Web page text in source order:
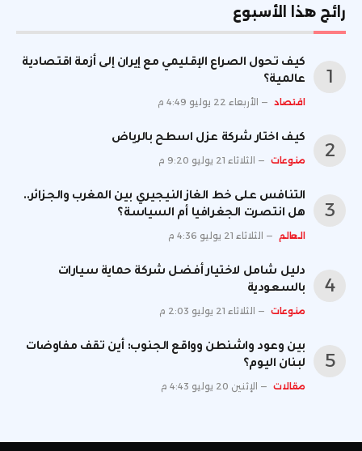
رائج هذا الأسبوع
كيف تحول الصراع الإقليمي مع إيران إلى أزمة اقتصادية
عالمية؟
اقتصاد الأربعاء 22 يوليو 4:49 م
كيف اختار شركة عزل اسطح بالرياض
منوعات الثلاثاء 21 يوليو 9:20 م
التنافس على خط الغاز النيجيري بين المغرب والجزائر..
هل انتصرت الجغرافيا أم السياسة؟
العالم الثلاثاء 21 يوليو 4:36 م
دليل شامل لاختيار أفضل شركة حماية سيارات
بالسعودية
منوعات الثلاثاء 21 يوليو 2:03 م
بين وعود واشنطن وواقع الجنوب: أين تقف مفاوضات
لبنان اليوم؟
مقالات الإثنين 20 يوليو 4:43 م